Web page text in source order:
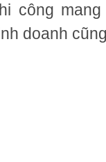
công
doanh